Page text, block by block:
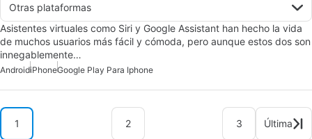
Otras plataformas
Asistentes virtuales como Siri y Google Assistant han hecho la vida
de muchos usuarios más fácil y cómoda, pero aunque estos dos son
innegablemente…
AndroidiPhoneGoogle Play Para Iphone
1 2 3 Última